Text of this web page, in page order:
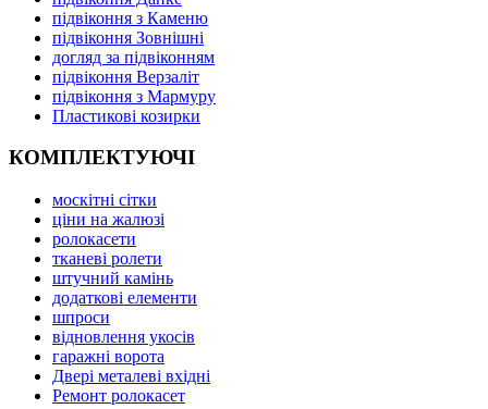
підвіконня з Каменю
підвіконня Зовнішні
догляд за підвіконням
підвіконня Верзаліт
підвіконня з Мармуру
Пластикові козирки
КОМПЛЕКТУЮЧІ
москітні сітки
ціни на жалюзі
ролокасети
тканеві ролети
штучний камінь
додаткові елементи
шпроси
відновлення укосів
гаражні ворота
Двері металеві вхідні
Ремонт ролокасет